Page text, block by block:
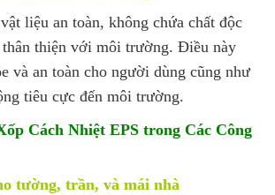
liệu an toàn, không chứa chất độc
thân thiện với môi trường. Điều này
và an toàn cho người dùng cũng như
tiêu cực đến môi trường.
Cách Nhiệt EPS trong Các Công
tường, trần, và mái nhà